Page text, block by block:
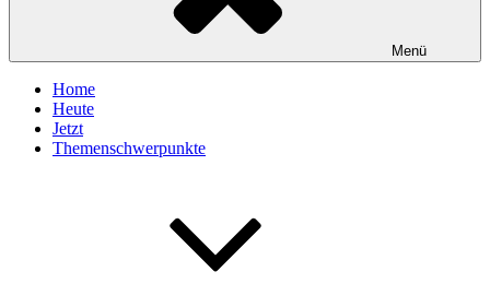
Menü
Home
Heute
Jetzt
Themenschwerpunkte